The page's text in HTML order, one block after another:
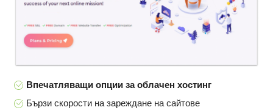
Впечатляващи опции за облачен хостинг
Бързи скорости на зареждане на сайтове